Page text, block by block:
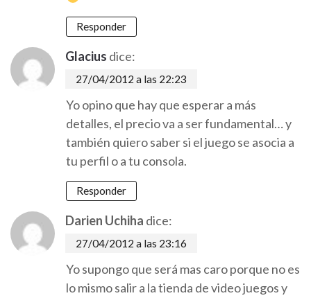
Responder
Glacius dice:
27/04/2012 a las 22:23
Yo opino que hay que esperar a más
detalles, el precio va a ser fundamental… y
también quiero saber si el juego se asocia a
tu perfil o a tu consola.
Responder
Darien Uchiha dice:
27/04/2012 a las 23:16
Yo supongo que será mas caro porque no es
lo mismo salir a la tienda de video juegos y